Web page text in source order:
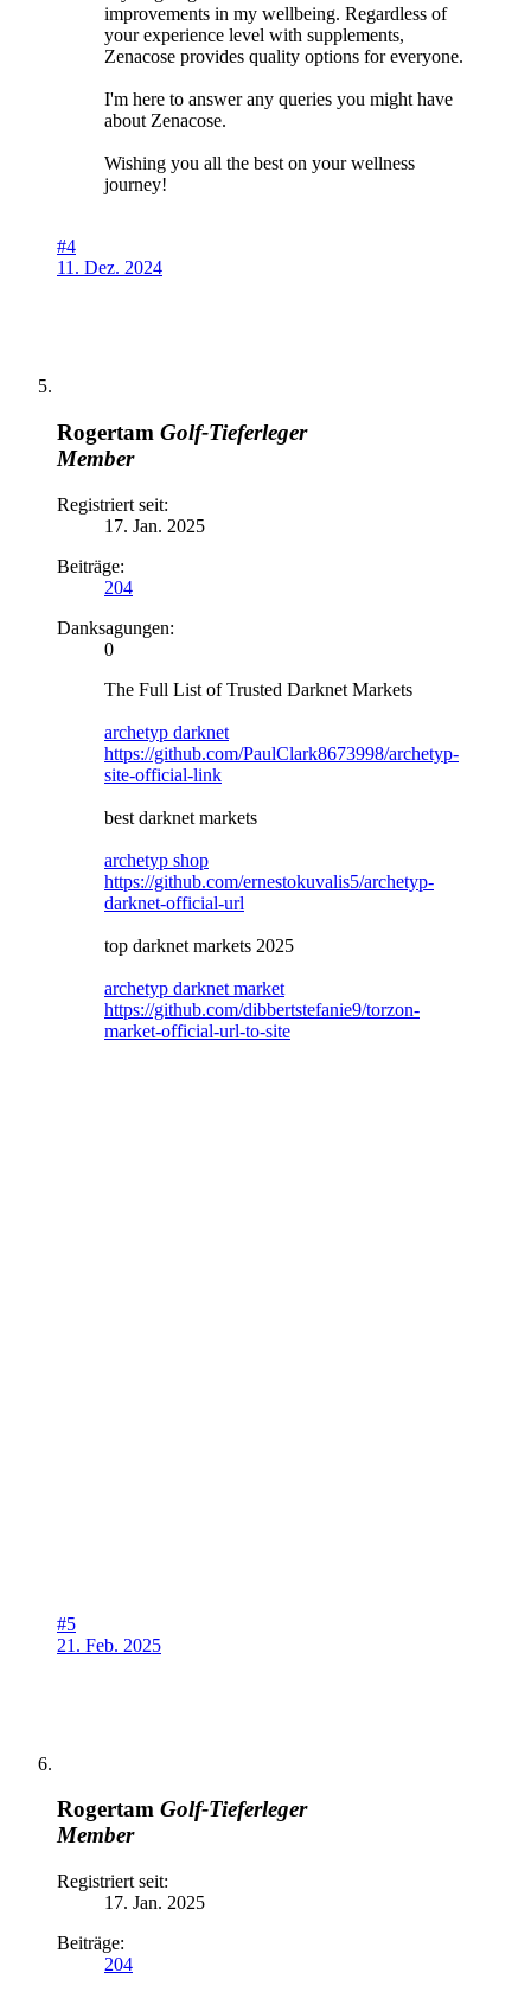
improvements in my wellbeing. Regardless of
your experience level with supplements,
Zenacose provides quality options for everyone.
I'm here to answer any queries you might have
about Zenacose.
Wishing you all the best on your wellness
journey!
#4
11. Dez. 2024
Rogertam Golf-Tieferleger
Member
Registriert seit:
17. Jan. 2025
Beiträge:
204
Danksagungen:
0
The Full List of Trusted Darknet Markets
archetyp darknet
https://github.com/PaulClark8673998/archetyp-
site-official-link
best darknet markets
archetyp shop
https://github.com/ernestokuvalis5/archetyp-
darknet-official-url
top darknet markets 2025
archetyp darknet market
https://github.com/dibbertstefanie9/torzon-
market-official-url-to-site
#5
21. Feb. 2025
Rogertam Golf-Tieferleger
Member
Registriert seit:
17. Jan. 2025
Beiträge:
204